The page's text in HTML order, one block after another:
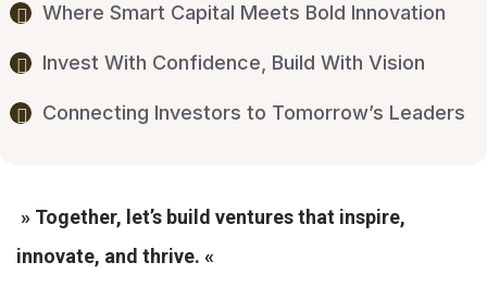
Where Smart Capital Meets Bold Innovation
Invest With Confidence, Build With Vision
Connecting Investors to Tomorrow’s Leaders
» Together, let’s build ventures that inspire,
innovate, and thrive. «